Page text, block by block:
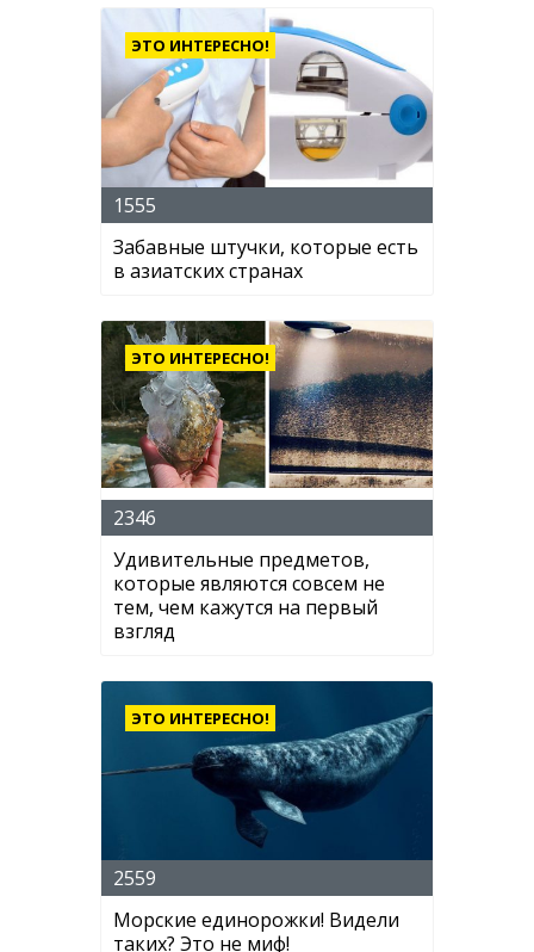
ЭТО ИНТЕРЕСНО!
1555
Забавные штучки, которые есть
в азиатских странах
ЭТО ИНТЕРЕСНО!
2346
Удивительные предметов,
которые являются совсем не
тем, чем кажутся на первый
взгляд
ЭТО ИНТЕРЕСНО!
2559
Морские единорожки! Видели
таких? Это не миф!